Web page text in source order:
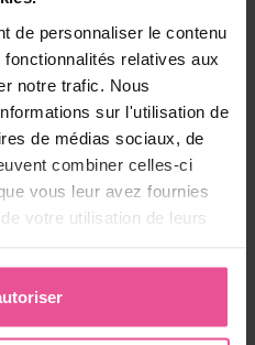
de personnaliser le contenu
relatives aux
notre trafic. Nous
sur l'utilisation de
de médias sociaux, de
combiner celles-ci
vous leur avez fournies
votre utilisation de leurs
réclamations
plus vendus